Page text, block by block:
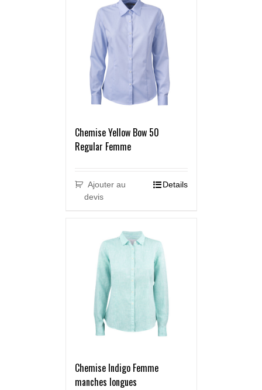
Chemise Yellow Bow 50
Regular Femme
Ajouter au
devis
Details
Chemise Indigo Femme
manches longues